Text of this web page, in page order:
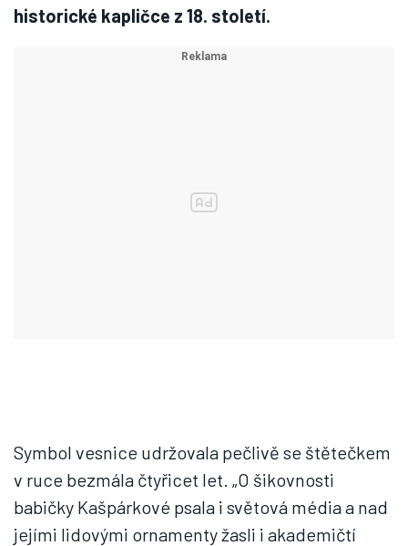
historické kapličce z 18. století.
Symbol vesnice udržovala pečlivě se štětečkem
v ruce bezmála čtyřicet let. „O šikovnosti
babičky Kašpárkové psala i světová média a nad
jejími lidovými ornamenty žasli i akademičtí